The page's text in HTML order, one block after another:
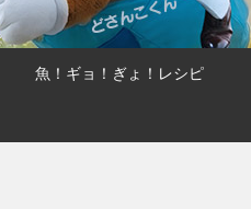
魚！ギョ！ぎょ！レシピ